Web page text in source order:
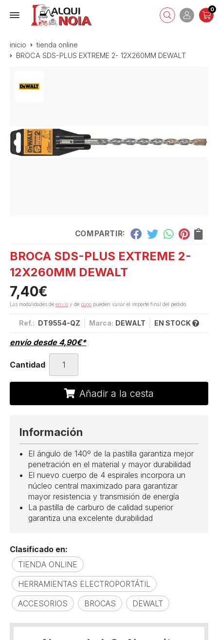
0
inicio
tienda online
BROCA SDS-PLUS EXTREME 2- 12X260MM DEWALT
COMPARTIR:
BROCA SDS-PLUS EXTREME 2-
12X260MM DEWALT
7,40€
Las modalidades de envío y de pago pueden variar el importe final del pedido.
Ref.: DT9554-QZ Marca: DEWALT EN STOCK
envío desde 4,90€*
Cantidad
Añadir a la cesta
Información
El ángulo de 140º de la pastilla garantiza mejor
penetración en el material y mayor durabilidad
El nuevo cuerpo de 4 espirales incorpora un
núcleo central maximizado para garantizar
mayor resistencia y transmisión de energía
La pastilla de carburo de calidad superior
garantiza una excelente durabilidad
Clasificado en:
TIENDA ONLINE
HERRAMIENTAS ELECTROPORTÁTIL
ACCESORIOS
BROCAS DEWALT